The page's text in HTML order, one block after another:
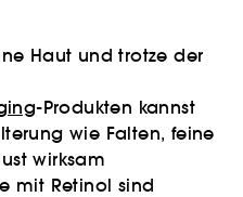
Haut und trotze der
-Produkten kannst
wie Falten, feine
wirksam
mit Retinol sind